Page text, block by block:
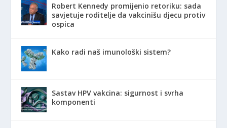
Robert Kennedy promijenio retoriku: sada
savjetuje roditelje da vakcinišu djecu protiv
ospica
Kako radi naš imunološki sistem?
Sastav HPV vakcina: sigurnost i svrha
komponenti